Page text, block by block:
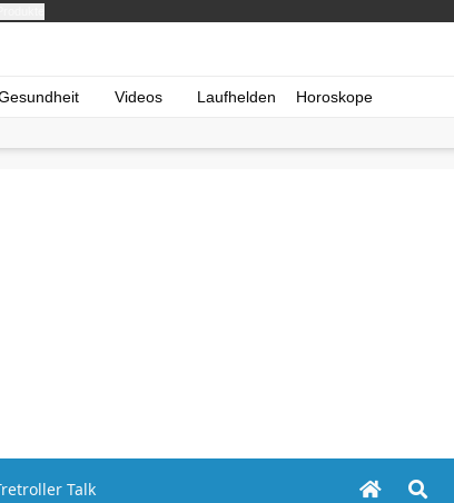
Videos Laufhelden Horoskope
Talk